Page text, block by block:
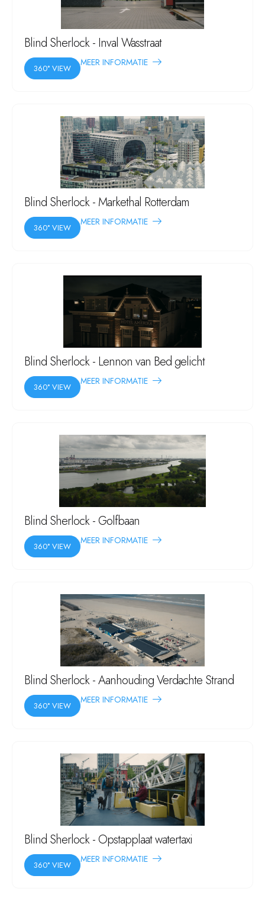
Blind Sherlock - Inval Wasstraat
360° VIEW
MEER INFORMATIE
Blind Sherlock - Markethal Rotterdam
360° VIEW
MEER INFORMATIE
Blind Sherlock - Lennon van Bed gelicht
360° VIEW
MEER INFORMATIE
Blind Sherlock - Golfbaan
360° VIEW
MEER INFORMATIE
Blind Sherlock - Aanhouding Verdachte Strand
360° VIEW
MEER INFORMATIE
Blind Sherlock - Opstapplaat watertaxi
360° VIEW
MEER INFORMATIE